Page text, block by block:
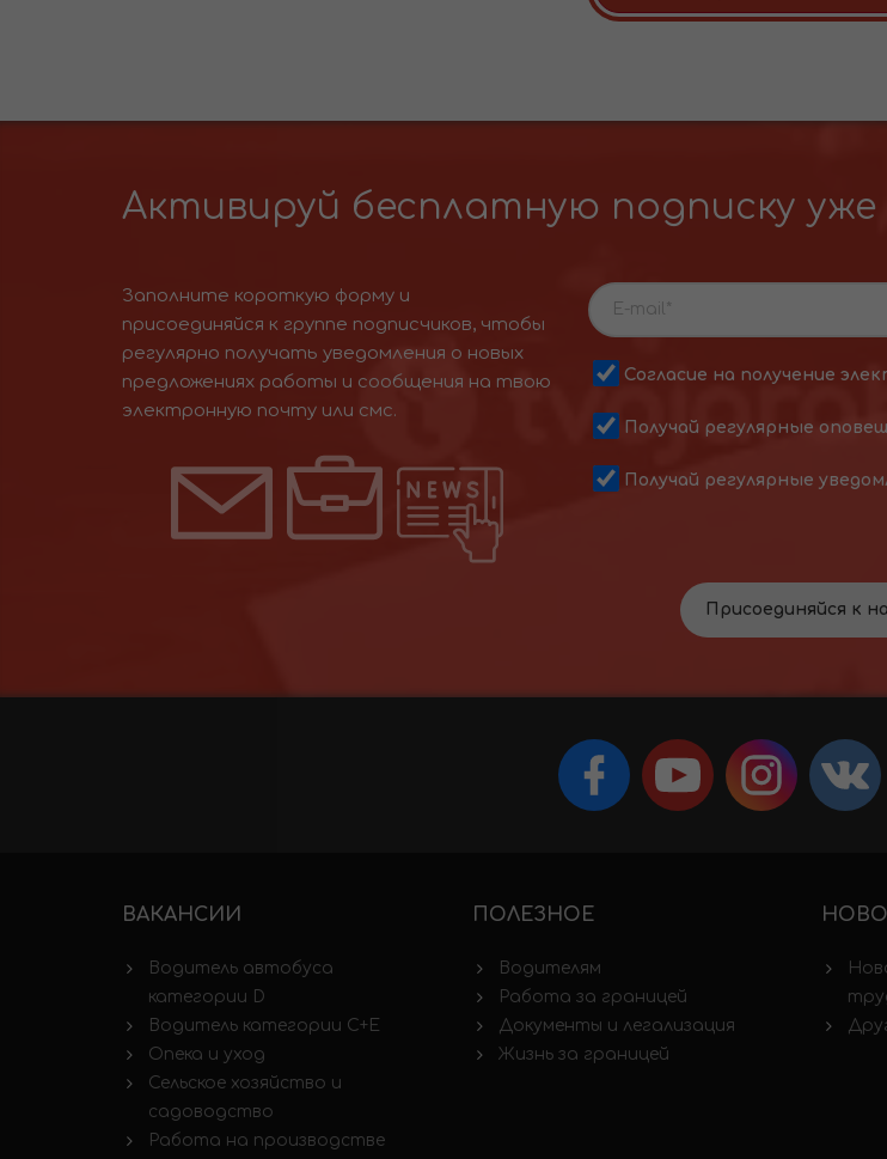
Активируй бесплатную подписку уже
Заполните короткую форму и
присоединяйся к группе подписчиков, чтобы
регулярно получать уведомления о новых
предложениях работы и сообщения на твою
электронную почту или смс.
Согласие на получение
Получай регулярные
Получай регулярные
Присоединяйся к
ВАКАНСИИ
Водитель автобуса
категории D
Водитель категории C+E
Опека и уход
Сельское хозяйство и
садоводство
Работа на производстве
ПОЛЕЗНОЕ
Водителям
Работа за границей
Документы и легализация
Жизнь за границей